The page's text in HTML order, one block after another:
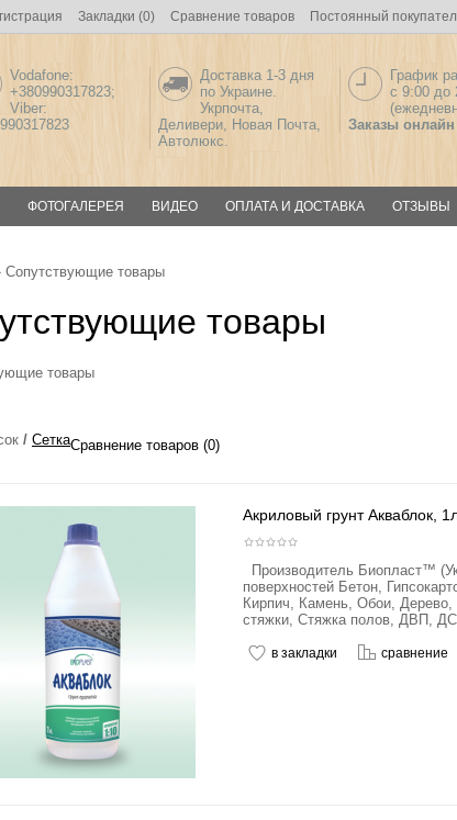
Закладки (0) Сравнение товаров Постоянный
Vodafone:
+380990317823;
Viber:
Доставка 1-3 дня
по Украине.
Укрпочта,
Деливери, Новая Почта,
Автолюкс.
График
с 9:00 до
Заказы онлайн
ФОТОГАЛЕРЕЯ ВИДЕО ОПЛАТА И ДОСТАВКА ОТЗЫВЫ
Сопутствующие товары
товары
товары
/ СеткаСравнение товаров (0)
Акриловый грунт Акваблок,
Производитель Биопласт™
поверхностей Бетон,
Кирпич, Камень, Обои,
стяжки, Стяжка полов, ДВП,
в закладки сравнение